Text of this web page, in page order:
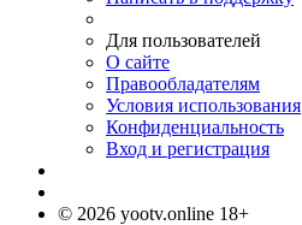
Для пользователей
О сайте
Правообладателям
Условия использования
Конфиденциальность
Вход и регистрация
© 2026 yootv.online 18+